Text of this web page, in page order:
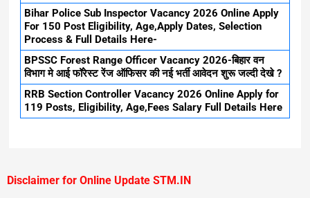
Bihar Police Sub Inspector Vacancy 2026 Online Apply
For 150 Post Eligibility, Age,Apply Dates, Selection
Process & Full Details Here-
BPSSC Forest Range Officer Vacancy 2026-बिहार वन
विभाग मे आई फॉरेस्ट रेंज ऑफिसर की नई भर्ती आवेदन शुरू जल्दी देखे ?
RRB Section Controller Vacancy 2026 Online Apply for
119 Posts, Eligibility, Age,Fees Salary Full Details Here
Disclaimer for Online Update STM.IN